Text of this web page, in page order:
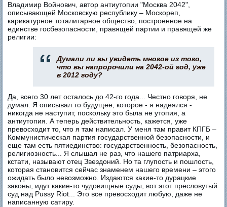
Владимир Войнович, автор антиутопии "Москва 2042",
описывающей Московскую республику – Москореп,
карикатурное тоталитарное общество, построенное на
единстве госбезопасности, правящей партии и правящей же
религии:
Думали ли вы увидеть многое из того,
что вы напророчили на 2042-ой год, уже
в 2012 году?
Да, всего 30 лет осталось до 42-го года... Честно говоря, не
думал. Я описывал то будущее, которое - я надеялся -
никогда не наступит, поскольку это была не утопия, а
антиутопия. А теперь действительность, кажется, уже
превосходит то, что я там написал. У меня там правит КПГБ –
Коммунистическая партия государственной безопасности, и
еще там есть пятиединство: государственность, безопасность,
религиозность... Я слышал не раз, что нашего патриарха,
кстати, называют отец Звездоний. Но та глупость и пошлость,
которая становится сейчас знаменем нашего времени – этого
ожидать было невозможно. Издаются какие-то дурацкие
законы, идут какие-то чудовищные суды, вот этот пресловутый
суд над Pussy Riot... Это все превосходит любую, даже не
написанную сатиру.